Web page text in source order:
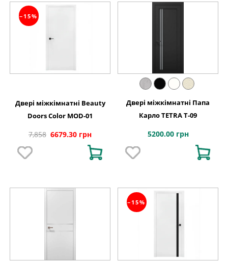
−15%
Двері міжкімнатні Beauty
Doors Color MOD-01
7,858 6679.30 грн
Двері міжкімнатні Папа
Карло TETRA T-09
5200.00 грн
−15%